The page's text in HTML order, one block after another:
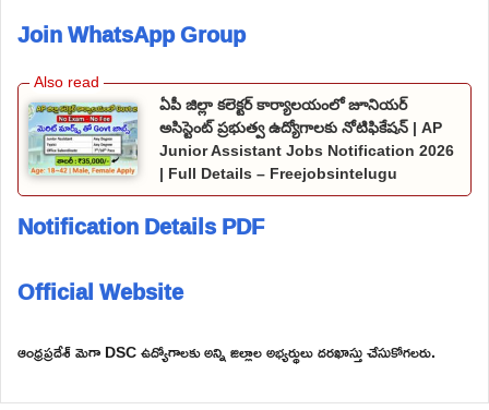
Join WhatsApp Group
ఏపీ జిల్లా కలెక్టర్ కార్యాలయంలో జూనియర్
అసిస్టెంట్ ప్రభుత్వ ఉద్యోగాలకు నోటిఫికేషన్ | AP
Junior Assistant Jobs Notification 2026
| Full Details – Freejobsintelugu
Notification Details PDF
Official Website
ఆంధ్రప్రదేశ్ మెగా DSC ఉద్యోగాలకు అన్ని జిల్లాల అభ్యర్థులు దరఖాస్తు చేసుకోగలరు.